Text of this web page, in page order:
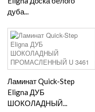
дуба...
Ламинат Quick-Step
Eligna ДУБ
ШОКОЛАДНЫЙ...